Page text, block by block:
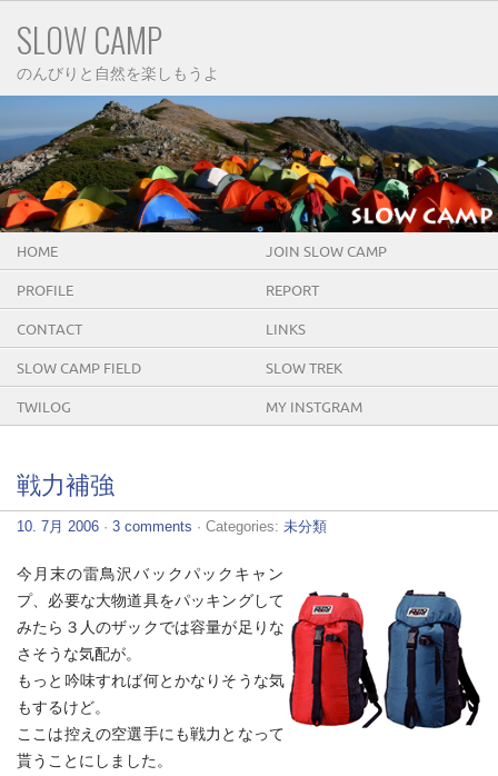
SLOW CAMP
のんびりと自然を楽しもうよ
HOME JOIN SLOW CAMP
PROFILE REPORT
CONTACT LINKS
SLOW CAMP FIELD SLOW TREK
TWILOG MY INSTGRAM
戦力補強
10. 7月 2006 · 3 comments · Categories: 未分類
今月末の雷鳥沢バックパックキャン
プ、必要な大物道具をパッキングして
みたら３人のザックでは容量が足りな
さそうな気配が。
もっと吟味すれば何とかなりそうな気
もするけど。
ここは控えの空選手にも戦力となって
貰うことにしました。